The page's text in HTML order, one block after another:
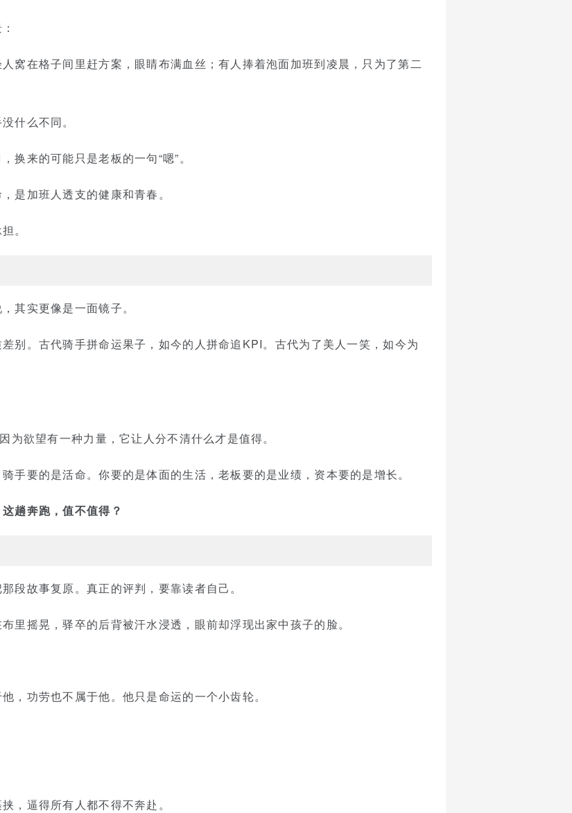
窝在格子间里赶方案，眼睛布满血丝；有人捧着泡面加班到凌晨，只为了第二
什么不同。
换来的可能只是老板的一句“嗯”。
是加班人透支的健康和青春。
。
其实更像是一面镜子。
别。古代骑手拼命运果子，如今的人拼命追KPI。古代为了美人一笑，如今为
为欲望有一种力量，它让人分不清什么才是值得。
手要的是活命。你要的是体面的生活，老板要的是业绩，资本要的是增长。
这趟奔跑，值不值得？
段故事复原。真正的评判，要靠读者自己。
里摇晃，驿卒的后背被汗水浸透，眼前却浮现出家中孩子的脸。
，功劳也不属于他。他只是命运的一个小齿轮。
，逼得所有人都不得不奔赴。